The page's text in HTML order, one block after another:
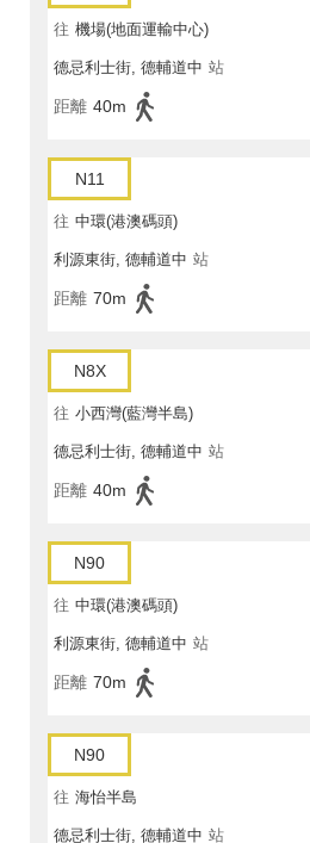
往 機場(地面運輸中心)
德忌利士街, 德輔道中 站
距離 40m
N11
往 中環(港澳碼頭)
利源東街, 德輔道中 站
距離 70m
N8X
往 小西灣(藍灣半島)
德忌利士街, 德輔道中 站
距離 40m
N90
往 中環(港澳碼頭)
利源東街, 德輔道中 站
距離 70m
N90
往 海怡半島
德忌利士街, 德輔道中 站